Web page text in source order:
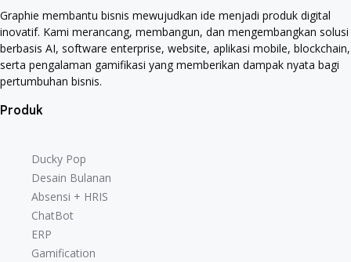
Graphie membantu bisnis mewujudkan ide menjadi produk digital
inovatif. Kami merancang, membangun, dan mengembangkan solusi
berbasis AI, software enterprise, website, aplikasi mobile, blockchain,
serta pengalaman gamifikasi yang memberikan dampak nyata bagi
pertumbuhan bisnis.
Produk
Ducky Pop
Desain Bulanan
Absensi + HRIS
ChatBot
ERP
Gamification